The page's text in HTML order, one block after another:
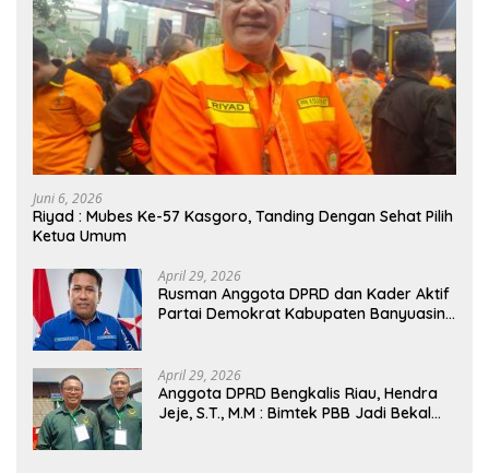
Juni 6, 2026
Riyad : Mubes Ke-57 Kasgoro, Tanding Dengan Sehat Pilih
Ketua Umum
April 29, 2026
Rusman Anggota DPRD dan Kader Aktif
Partai Demokrat Kabupaten Banyuasin
April 29, 2026
Anggota DPRD Bengkalis Riau, Hendra
Jeje, S.T., M.M : Bimtek PBB Jadi Bekal